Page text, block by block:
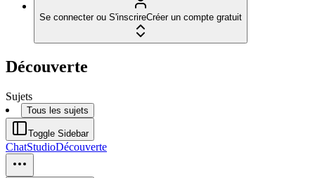
Se connecter ou S'inscrireCréer un compte gratuit
Découverte
Sujets
Tous les sujets
Toggle Sidebar
ChatStudioDécouverte